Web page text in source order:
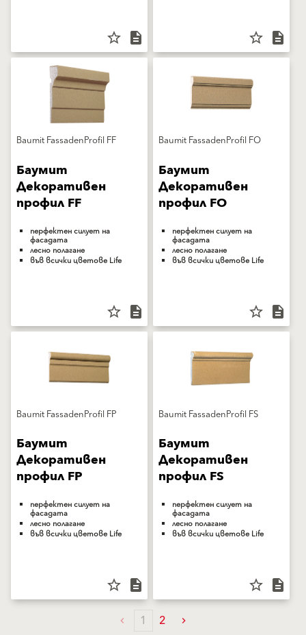
star_border description star_border description
Baumit FassadenProfil FF
Баумит
Декоративен
профил FF
перфектен силует на
фасадата
лесно полагане
във всички цветове Life
star_border description
Baumit FassadenProfil FO
Баумит
Декоративен
профил FO
перфектен силует на
фасадата
лесно полагане
във всички цветове Life
star_border description
Baumit FassadenProfil FP
Баумит
Декоративен
профил FP
перфектен силует на
фасадата
лесно полагане
във всички цветове Life
star_border description
Baumit FassadenProfil FS
Баумит
Декоративен
профил FS
перфектен силует на
фасадата
лесно полагане
във всички цветове Life
star_border description
1 2